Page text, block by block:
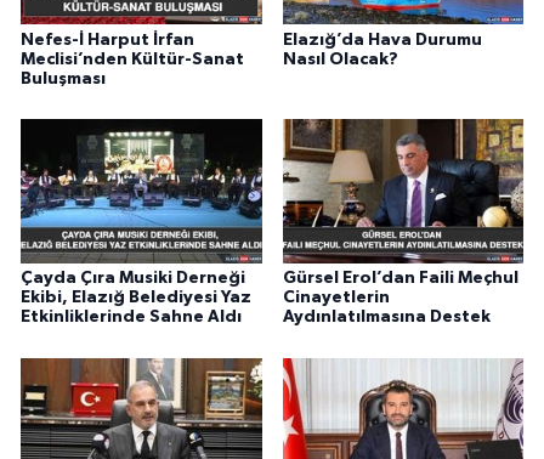
Nefes-İ Harput İrfan
Meclisi’nden Kültür-Sanat
Buluşması
Elazığ’da Hava Durumu
Nasıl Olacak?
Çayda Çıra Musiki Derneği
Ekibi, Elazığ Belediyesi Yaz
Etkinliklerinde Sahne Aldı
Gürsel Erol’dan Faili Meçhul
Cinayetlerin
Aydınlatılmasına Destek